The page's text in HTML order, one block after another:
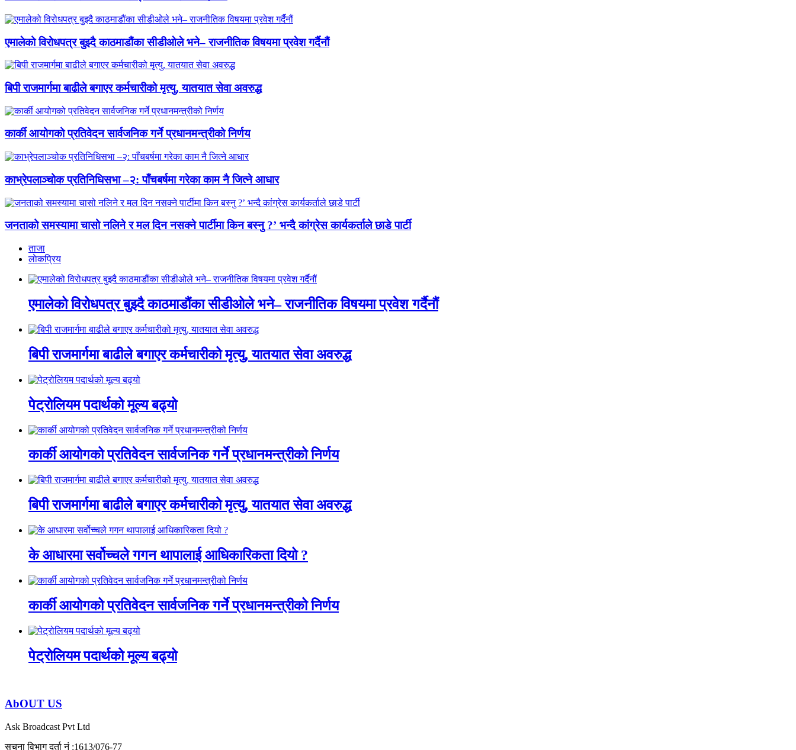
एमालेको विरोधपत्र बुझ्दै काठमाडौंका सीडीओले भने– राजनीतिक विषयमा प्रवेश गर्दैनौं
बिपी राजमार्गमा बाढीले बगाएर कर्मचारीको मृत्यु, यातयात सेवा अवरुद्ध
कार्की आयोगको प्रतिवेदन सार्वजनिक गर्ने प्रधानमन्त्रीको निर्णय
काभ्रेपलाञ्चोक प्रतिनिधिसभा –२: पाँचबर्षमा गरेका काम नै जित्ने आधार
जनताको समस्यामा चासो नलिने र मल दिन नसक्ने पार्टीमा किन बस्नु ?’ भन्दै कांग्रेस कार्यकर्ताले छाडे पार्टी
ताजा
लाेकप्रिय
एमालेको विरोधपत्र बुझ्दै काठमाडौंका सीडीओले भने– राजनीतिक विषयमा प्रवेश गर्दैनौं
बिपी राजमार्गमा बाढीले बगाएर कर्मचारीको मृत्यु, यातयात सेवा अवरुद्ध
पेट्रोलियम पदार्थको मूल्य बढ्यो
कार्की आयोगको प्रतिवेदन सार्वजनिक गर्ने प्रधानमन्त्रीको निर्णय
बिपी राजमार्गमा बाढीले बगाएर कर्मचारीको मृत्यु, यातयात सेवा अवरुद्ध
के आधारमा सर्वोच्चले गगन थापालाई आधिकारिकता दियो ?
कार्की आयोगको प्रतिवेदन सार्वजनिक गर्ने प्रधानमन्त्रीको निर्णय
पेट्रोलियम पदार्थको मूल्य बढ्यो
AbOUT US
Ask Broadcast Pvt Ltd
सुचना विभाग दर्ता नं :1613/076-77